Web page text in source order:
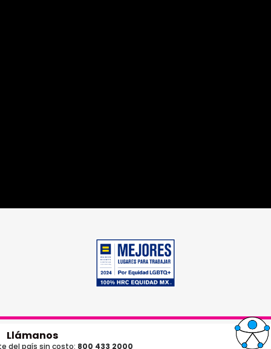
Llámanos
del país sin costo: 800 433 2000